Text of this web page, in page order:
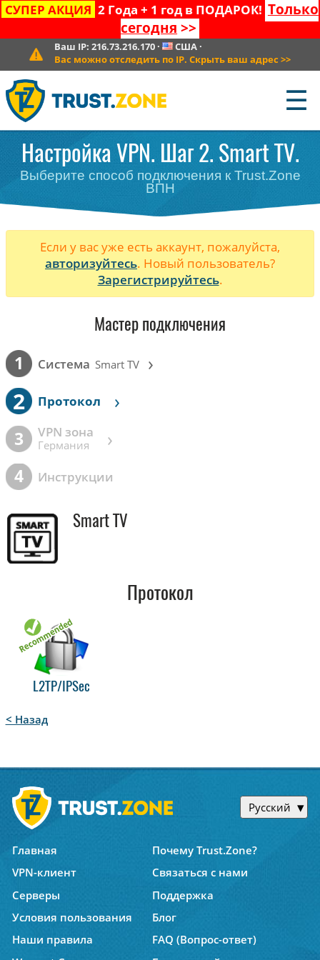
СУПЕР АКЦИЯ 2 Года + 1 год в ПОДАРОК! Только
сегодня >>
Ваш IP: 216.73.216.170· США·
Вас можно отследить по IP. Скрыть ваш адрес >>
☰
Настройка VPN. Шаг 2. Smart TV.
Выберите способ подключения к Trust.Zone
ВПН
Если у вас уже есть аккаунт, пожалуйста,
авторизуйтесь. Новый пользователь?
Зарегистрируйтесь.
Мастер подключения
1 Cистема Smart TV ›
2 Протокол ›
3 VPN зона
Германия ›
4 Инструкции
Smart TV
Протокол
L2TP/IPSec
< Назад
Русский
Главная
Почему Trust.Zone?
VPN-клиент
Связаться с нами
Серверы
Поддержка
Условия пользования
Блог
Наши правила
FAQ (Вопрос-ответ)